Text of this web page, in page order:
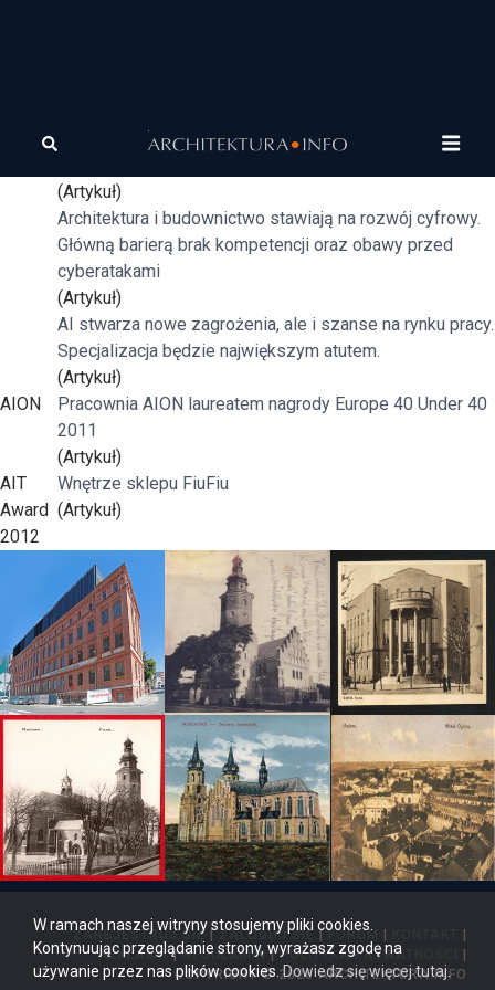
Niemal wszyscy młodzi Polacy korzystają ze sztucznej
(Artykuł)
Architektura i budownictwo stawiają na rozwój cyfrowy.
Główną barierą brak kompetencji oraz obawy przed
cyberatakami
(Artykuł)
AI stwarza nowe zagrożenia, ale i szanse na rynku pracy.
Specjalizacja będzie największym atutem.
(Artykuł)
AION
Pracownia AION laureatem nagrody Europe 40 Under 40
2011
(Artykuł)
AIT
Award
2012
Wnętrze sklepu FiuFiu
(Artykuł)
ZAREJESTRUJ SIĘ |ZALOGUJ SIĘ |FORUM |
|
REKLAMA|REGULAMIN |POLITYKA PRYWATNOŚCI
|
COPYRIGHT © 2026 ARCHITEKTURA.INFO
W ramach naszej witryny stosujemy pliki cookies.
Kontynuując przeglądanie strony, wyrażasz zgodę na
używanie przez nas plików cookies.Dowiedz się więcej tutaj.